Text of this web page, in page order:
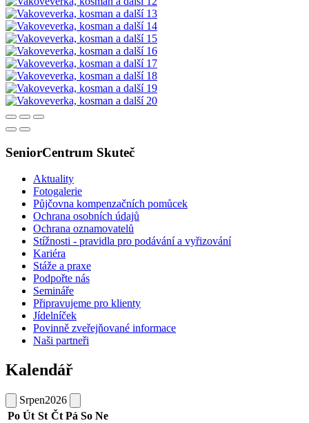
SeniorCentrum Skuteč
Aktuality
Fotogalerie
Půjčovna kompenzačních pomůcek
Ochrana osobních údajů
Ochrana oznamovatelů
Stížnosti - pravidla pro podávání a vyřizování
Kariéra
Stáže a praxe
Podpořte nás
Semináře
Připravujeme pro klienty
Jídelníček
Povinně zveřejňované informace
Naši partneři
Kalendář
Srpen2026
Po Út St Čt Pá So Ne